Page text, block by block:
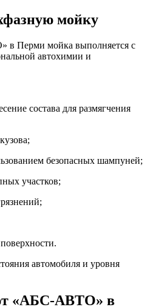
мойку
в Перми мойка выполняется с
автохимии и
состава для размягчения
безопасных шампуней;
участков;
автомобиля и уровня
«АБС-АВТО» в